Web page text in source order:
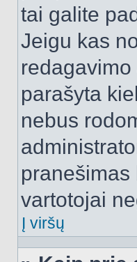
tai galite
Jeigu kas
parašyta
nebus
pranešimas
vartotojai
Į viršų